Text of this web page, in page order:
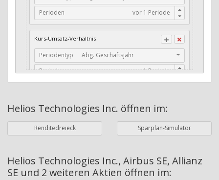
Dividenden-Check
Stabiles Dividenden-Wachstum
Stabiles Dividenden-Wachstum (TTM)
Stabiles Absolutes Dividenden-Wachstum
Dividendenrendite (angekündigt)
Adj. Dividendenrendite (Market Cap)
Perioden
Kurs-Umsatz-Verhältnis
Periodentyp
Abg. Geschäftsjahr
Perioden
Währung Bilanzierungswährung
Periodentyp
Jahre
Perioden
Helios Technologies Inc. öffnen im:
Renditedreieck Sparplan-Simulator
Helios Technologies Inc., Airbus SE, Allianz
SE und 2 weiteren Aktien öffnen im: